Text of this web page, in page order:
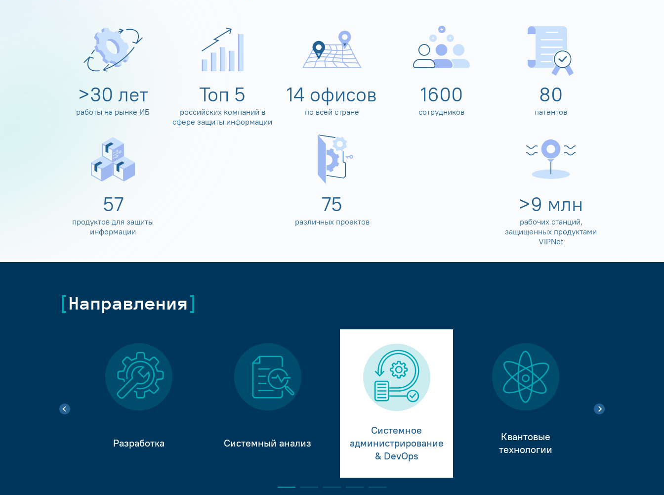
>30 лет
работы на рынке ИБ
Топ 5
российских компаний в
сфере защиты информации
14 офисов
по всей стране
1600
сотрудников
80
патентов
60
продуктов для защиты
информации
80
различных проектов
>10 млн
рабочих станций,
защищенных продуктами
ViPNet
Направления
Разработка Системный анализ
Системное
администрирование
& DevOps
Квантовые
технологии